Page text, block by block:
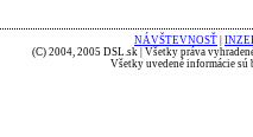
NÁVŠTEVNOSŤ
(C) 2004, 2005 DSL.sk | Všetky práva
Všetky uvedené informácie sú